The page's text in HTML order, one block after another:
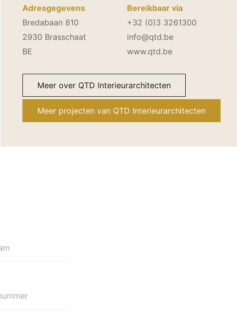
Adresgegevens
Bredabaan 810
2930 Brasschaat
BE
Bereikbaar via
+32 (0)3 3261300
info@qtd.be
www.qtd.be
Meer over QTD Interieurarchitecten
Meer projecten van QTD Interieurarchitecten